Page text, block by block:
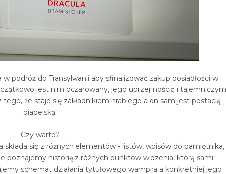
podróż do Transylwanii aby sfinalizować zakup posiadłości w
jest nim oczarowany, jego uprzejmością i tajemniczym
że staje się zakładnikiem hrabiego a on sam jest postacią
diabelską.
Czy warto?
się z różnych elementów - listów, wpisów do pamiętnika,
poznajemy historię z różnych punktów widzenia, którą sami
schemat działania tytułowego wampira a konkretniej jego